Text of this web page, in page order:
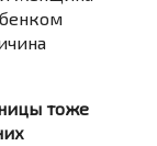
тоже